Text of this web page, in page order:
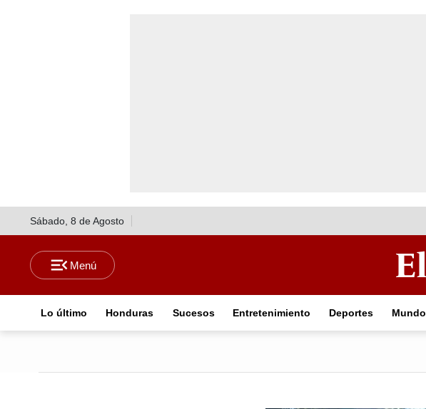
Sábado, 8 de Agosto
Lo último Honduras Sucesos Entretenimiento Deportes Mundo